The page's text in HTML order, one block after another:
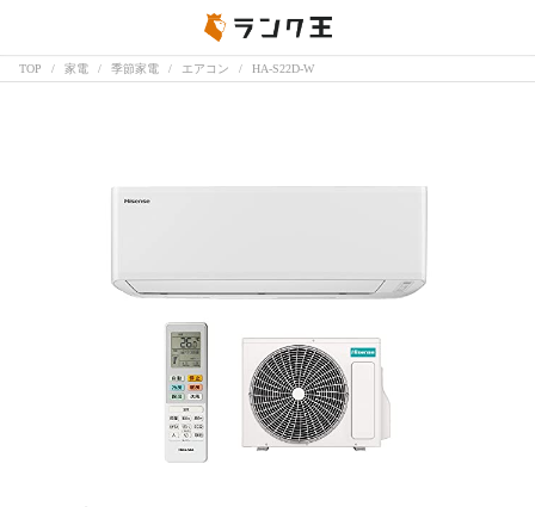
TOP 家電 季節家電 エアコン HA-S22D-W